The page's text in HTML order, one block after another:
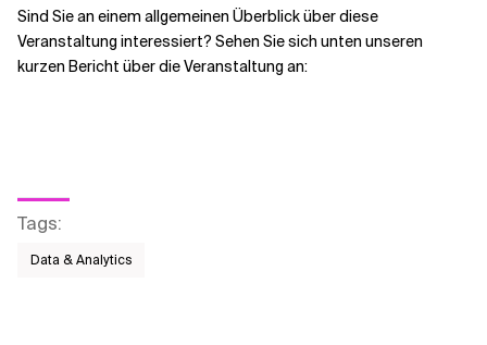
Sind Sie an einem allgemeinen Überblick über diese
Veranstaltung interessiert? Sehen Sie sich unten unseren
kurzen Bericht über die Veranstaltung an:
Tags:
Data & Analytics